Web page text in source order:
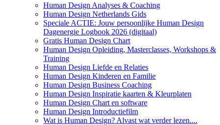
Human Design Analyses & Coaching
Human Design Netherlands Gids
Speciale ACTIE: Jouw persoonlijke Human Design
Dagenergie Logbook 2026 (digitaal)
Gratis Human Design Chart
Human Design Opleiding, Masterclasses, Workshops &
Training
Human Design Liefde en Relaties
Human Design Kinderen en Familie
Human Design Business Coaching
Human Design Inspiratie kaarten & Kleurplaten
Human Design Chart en software
Human Design Introductiefilm
Wat is Human Design? Alvast wat verder lezen....